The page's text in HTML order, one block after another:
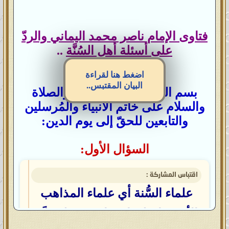
فتاوى الإمام ناصر محمد اليماني والردّ
على أسئلة أهل السُنَّة ..
بسم الله الرحمن الرحيم، والصلاة
والسلام على خاتم الأنبياء والمُرسلين
والتابعين للحقّ إلى يوم الدين:
السؤال الأول:
اقتباس المشاركة :
علماء السُّنة أي علماء المذاهب
الأربعة اختلفوا فيما بينهم فلم يدَّعِ
اضغط هنا لقراءة
البيان المقتبس..